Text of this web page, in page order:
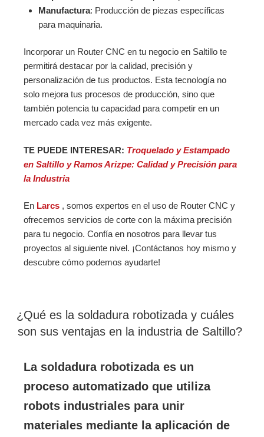
Manufactura: Producción de piezas específicas
para maquinaria.
Incorporar un Router CNC en tu negocio en Saltillo te
permitirá destacar por la calidad, precisión y
personalización de tus productos. Esta tecnología no
solo mejora tus procesos de producción, sino que
también potencia tu capacidad para competir en un
mercado cada vez más exigente.
TE PUEDE INTERESAR: Troquelado y Estampado
en Saltillo y Ramos Arizpe: Calidad y Precisión para
la Industria
En Larcs , somos expertos en el uso de Router CNC y
ofrecemos servicios de corte con la máxima precisión
para tu negocio. Confía en nosotros para llevar tus
proyectos al siguiente nivel. ¡Contáctanos hoy mismo y
descubre cómo podemos ayudarte!
¿Qué es la soldadura robotizada y cuáles
son sus ventajas en la industria de Saltillo?
La soldadura robotizada es un
proceso automatizado que utiliza
robots industriales para unir
materiales mediante la aplicación de